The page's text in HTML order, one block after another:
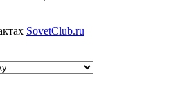
SovetClub.ru